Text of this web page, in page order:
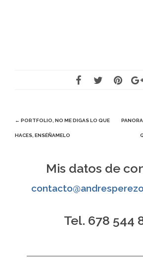
Navegación
de
← PORTFOLIO, NO ME DIGAS LO QUE
HACES, ENSÉÑAMELO
Mis datos de
Tel. 678 544